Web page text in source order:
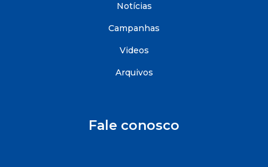
Notícias
Campanhas
Videos
Arquivos
Fale conosco